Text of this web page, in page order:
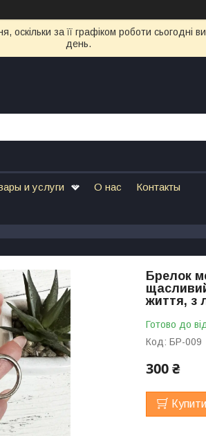
за її графіком роботи
день.
и услуги О нас Контакты
Брелок
життя, з
Готово до
Код: БР-009
300 ₴
Купити